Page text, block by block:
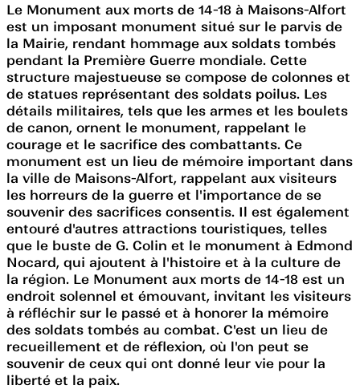
Le Monument aux morts de 14-18 à Maisons-Alfort
est un imposant monument situé sur le parvis de
la Mairie, rendant hommage aux soldats tombés
pendant la Première Guerre mondiale. Cette
structure majestueuse se compose de colonnes et
de statues représentant des soldats poilus. Les
détails militaires, tels que les armes et les boulets
de canon, ornent le monument, rappelant le
courage et le sacrifice des combattants. Ce
monument est un lieu de mémoire important dans
la ville de Maisons-Alfort, rappelant aux visiteurs
les horreurs de la guerre et l'importance de se
souvenir des sacrifices consentis. Il est également
entouré d'autres attractions touristiques, telles
que le buste de G. Colin et le monument à Edmond
Nocard, qui ajoutent à l'histoire et à la culture de
la région. Le Monument aux morts de 14-18 est un
endroit solennel et émouvant, invitant les visiteurs
à réfléchir sur le passé et à honorer la mémoire
des soldats tombés au combat. C'est un lieu de
recueillement et de réflexion, où l'on peut se
souvenir de ceux qui ont donné leur vie pour la
liberté et la paix.